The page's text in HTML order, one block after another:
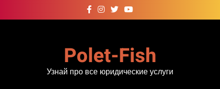
к
Polet-Fish
Узнай про все юридические услуги